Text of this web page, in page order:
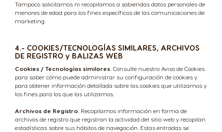
Tampoco solicitamos ni recopilamos a sabiendas datos personales de
menores de edad para los fines específicos de las comunicaciones de
marketing.
4.- COOKIES/TECNOLOGÍAS SIMILARES, ARCHIVOS
DE REGISTRO y BALIZAS WEB
Cookies / Tecnologías similares. Consulte nuestro Aviso de Cookies
para saber cómo puede administrar su configuración de cookies y
para obtener información detallada sobre las cookies que utilizamos y
los fines para los que las utilizamos.
Archivos de Registro. Recopilamos información en forma de
archivos de registro que registran la actividad del sitio web y recopilan
estadísticas sobre sus hábitos de navegación. Estas entradas se